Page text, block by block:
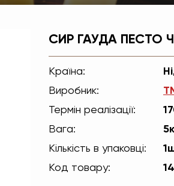
СИР ГАУДА ПЕСТО
Країна:
Виробник:
Термін реалізації:
Вага:
Кількість в упаковці:
Код товару: